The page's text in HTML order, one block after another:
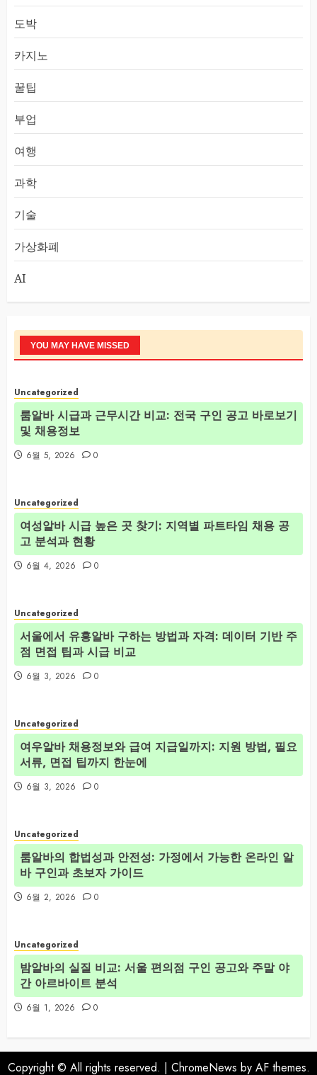
도박
카지노
꿀팁
부업
여행
과학
기술
가상화폐
AI
YOU MAY HAVE MISSED
Uncategorized
룸알바 시급과 근무시간 비교: 전국 구인 공고 바로보기
및 채용정보
6월 5, 2026 0
Uncategorized
여성알바 시급 높은 곳 찾기: 지역별 파트타임 채용 공
고 분석과 현황
6월 4, 2026 0
Uncategorized
서울에서 유흥알바 구하는 방법과 자격: 데이터 기반 주
점 면접 팁과 시급 비교
6월 3, 2026 0
Uncategorized
여우알바 채용정보와 급여 지급일까지: 지원 방법, 필요
서류, 면접 팁까지 한눈에
6월 3, 2026 0
Uncategorized
룸알바의 합법성과 안전성: 가정에서 가능한 온라인 알
바 구인과 초보자 가이드
6월 2, 2026 0
Uncategorized
밤알바의 실질 비교: 서울 편의점 구인 공고와 주말 야
간 아르바이트 분석
6월 1, 2026 0
Copyright © All rights reserved. | ChromeNews by AF themes.